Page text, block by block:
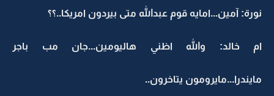
نورة: آمين...امايه قوم عبدالله متى بيردون امريكا..؟؟
ام خالد: والله اظني هاليومين...جان مب باجر
مايندرا...مايرومون يتاخرون..